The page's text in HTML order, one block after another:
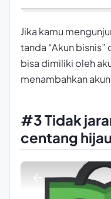
Jika kamu
tanda “Akun bisnis”
bisa dimiliki oleh
menambahkan
#3 Tidak
centang